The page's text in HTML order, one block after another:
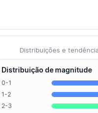
Distribuições e
Distribuição de magnitude
0-1
1-2
2-3